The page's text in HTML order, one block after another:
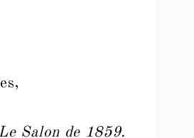
Salon de 1859.